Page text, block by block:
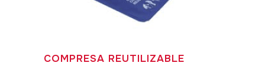
COMPRESA REUTILIZABLE